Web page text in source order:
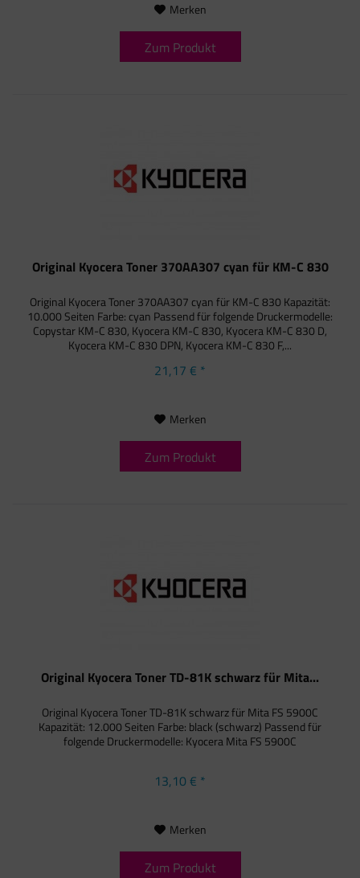
Merken
Zum Produkt
Original Kyocera Toner 370AA307 cyan für KM-C 830
Original Kyocera Toner 370AA307 cyan für KM-C 830 Kapazität:
10.000 Seiten Farbe: cyan Passend für folgende Druckermodelle:
Copystar KM-C 830, Kyocera KM-C 830, Kyocera KM-C 830 D,
Kyocera KM-C 830 DPN, Kyocera KM-C 830 F,...
21,17 € *
Merken
Zum Produkt
Original Kyocera Toner TD-81K schwarz für Mita...
Original Kyocera Toner TD-81K schwarz für Mita FS 5900C
Kapazität: 12.000 Seiten Farbe: black (schwarz) Passend für
folgende Druckermodelle: Kyocera Mita FS 5900C
13,10 € *
Merken
Zum Produkt